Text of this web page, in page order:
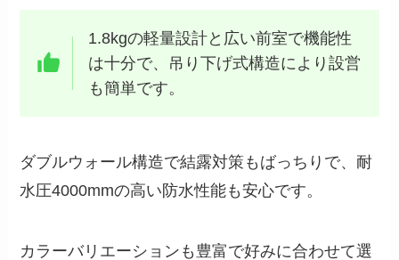
1.8kgの軽量設計と広い前室で機能性
は十分で、吊り下げ式構造により設営
も簡単です。
ダブルウォール構造で結露対策もばっちりで、耐
水圧4000mmの高い防水性能も安心です。
カラーバリエーションも豊富で好みに合わせて選